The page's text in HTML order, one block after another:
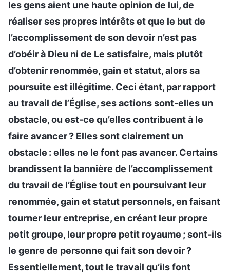
les gens aient une haute opinion de lui, de
réaliser ses propres intérêts et que le but de
l’accomplissement de son devoir n’est pas
d’obéir à Dieu ni de Le satisfaire, mais plutôt
d’obtenir renommée, gain et statut, alors sa
poursuite est illégitime. Ceci étant, par rapport
au travail de l’Église, ses actions sont-elles un
obstacle, ou est-ce qu’elles contribuent à le
faire avancer ? Elles sont clairement un
obstacle : elles ne le font pas avancer. Certains
brandissent la bannière de l’accomplissement
du travail de l’Église tout en poursuivant leur
renommée, gain et statut personnels, en faisant
tourner leur entreprise, en créant leur propre
petit groupe, leur propre petit royaume ; sont-ils
le genre de personne qui fait son devoir ?
Essentiellement, tout le travail qu’ils font